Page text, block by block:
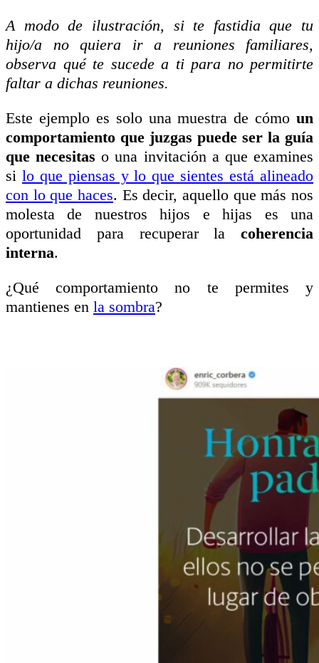
A modo de ilustración, si te fastidia que tu
hijo/a no quiera ir a reuniones familiares,
observa qué te sucede a ti para no permitirte
faltar a dichas reuniones.
Este ejemplo es solo una muestra de cómo un
comportamiento que juzgas puede ser la guía
que necesitaso una invitación a que examines
si lo que piensas y lo que sientes está alineado
con lo que haces. Es decir, aquello que más nos
molesta de nuestros hijos e hijas es una
oportunidad para recuperar la coherencia
interna.
¿Qué comportamiento no te permites y
mantienes en la sombra?